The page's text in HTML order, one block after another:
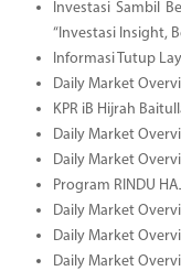
Investasi Sambil
“Investasi Insight,
Informasi Tutup
Daily Market
KPR iB Hijrah
Daily Market
Daily Market
Program RINDU
Daily Market
Daily Market
Daily Market